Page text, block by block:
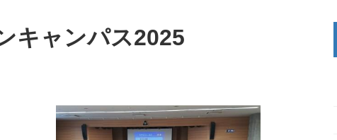
キャンパス2025